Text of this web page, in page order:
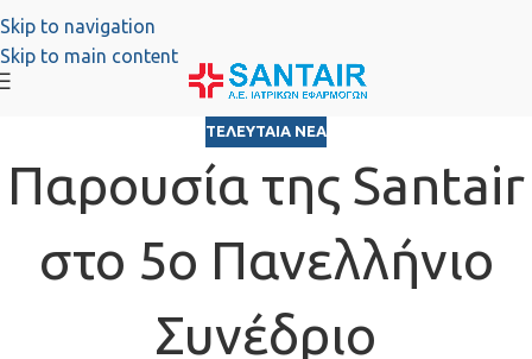
Skip to navigation
Skip to main content
ΤΕΛΕΥΤΑΊΑ ΝΈΑ
Παρουσία της Santair
στο 5ο Πανελλήνιο
Συνέδριο